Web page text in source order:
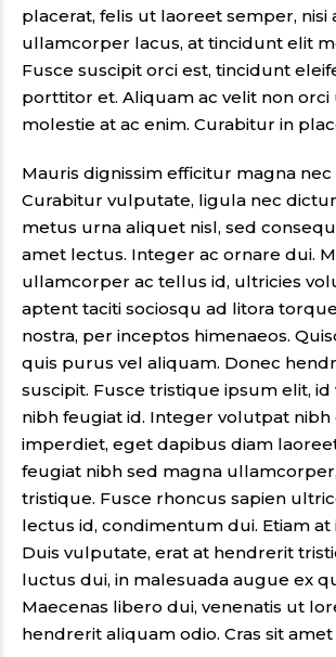
placerat, felis ut laoreet semper, nisi
ullamcorper lacus, at tincidunt elit
Fusce suscipit orci est, tincidunt
porttitor et. Aliquam ac velit non
molestie at ac enim. Curabitur in
Mauris dignissim efficitur magna
Curabitur vulputate, ligula nec
metus urna aliquet nisl, sed
amet lectus. Integer ac ornare dui.
ullamcorper ac tellus id, ultricies
aptent taciti sociosqu ad litora
nostra, per inceptos himenaeos.
quis purus vel aliquam. Donec
suscipit. Fusce tristique ipsum elit,
nibh feugiat id. Integer volutpat nibh
imperdiet, eget dapibus diam
feugiat nibh sed magna
tristique. Fusce rhoncus sapien
lectus id, condimentum dui. Etiam at
Duis vulputate, erat at hendrerit
luctus dui, in malesuada augue ex
Maecenas libero dui, venenatis ut
hendrerit aliquam odio. Cras sit